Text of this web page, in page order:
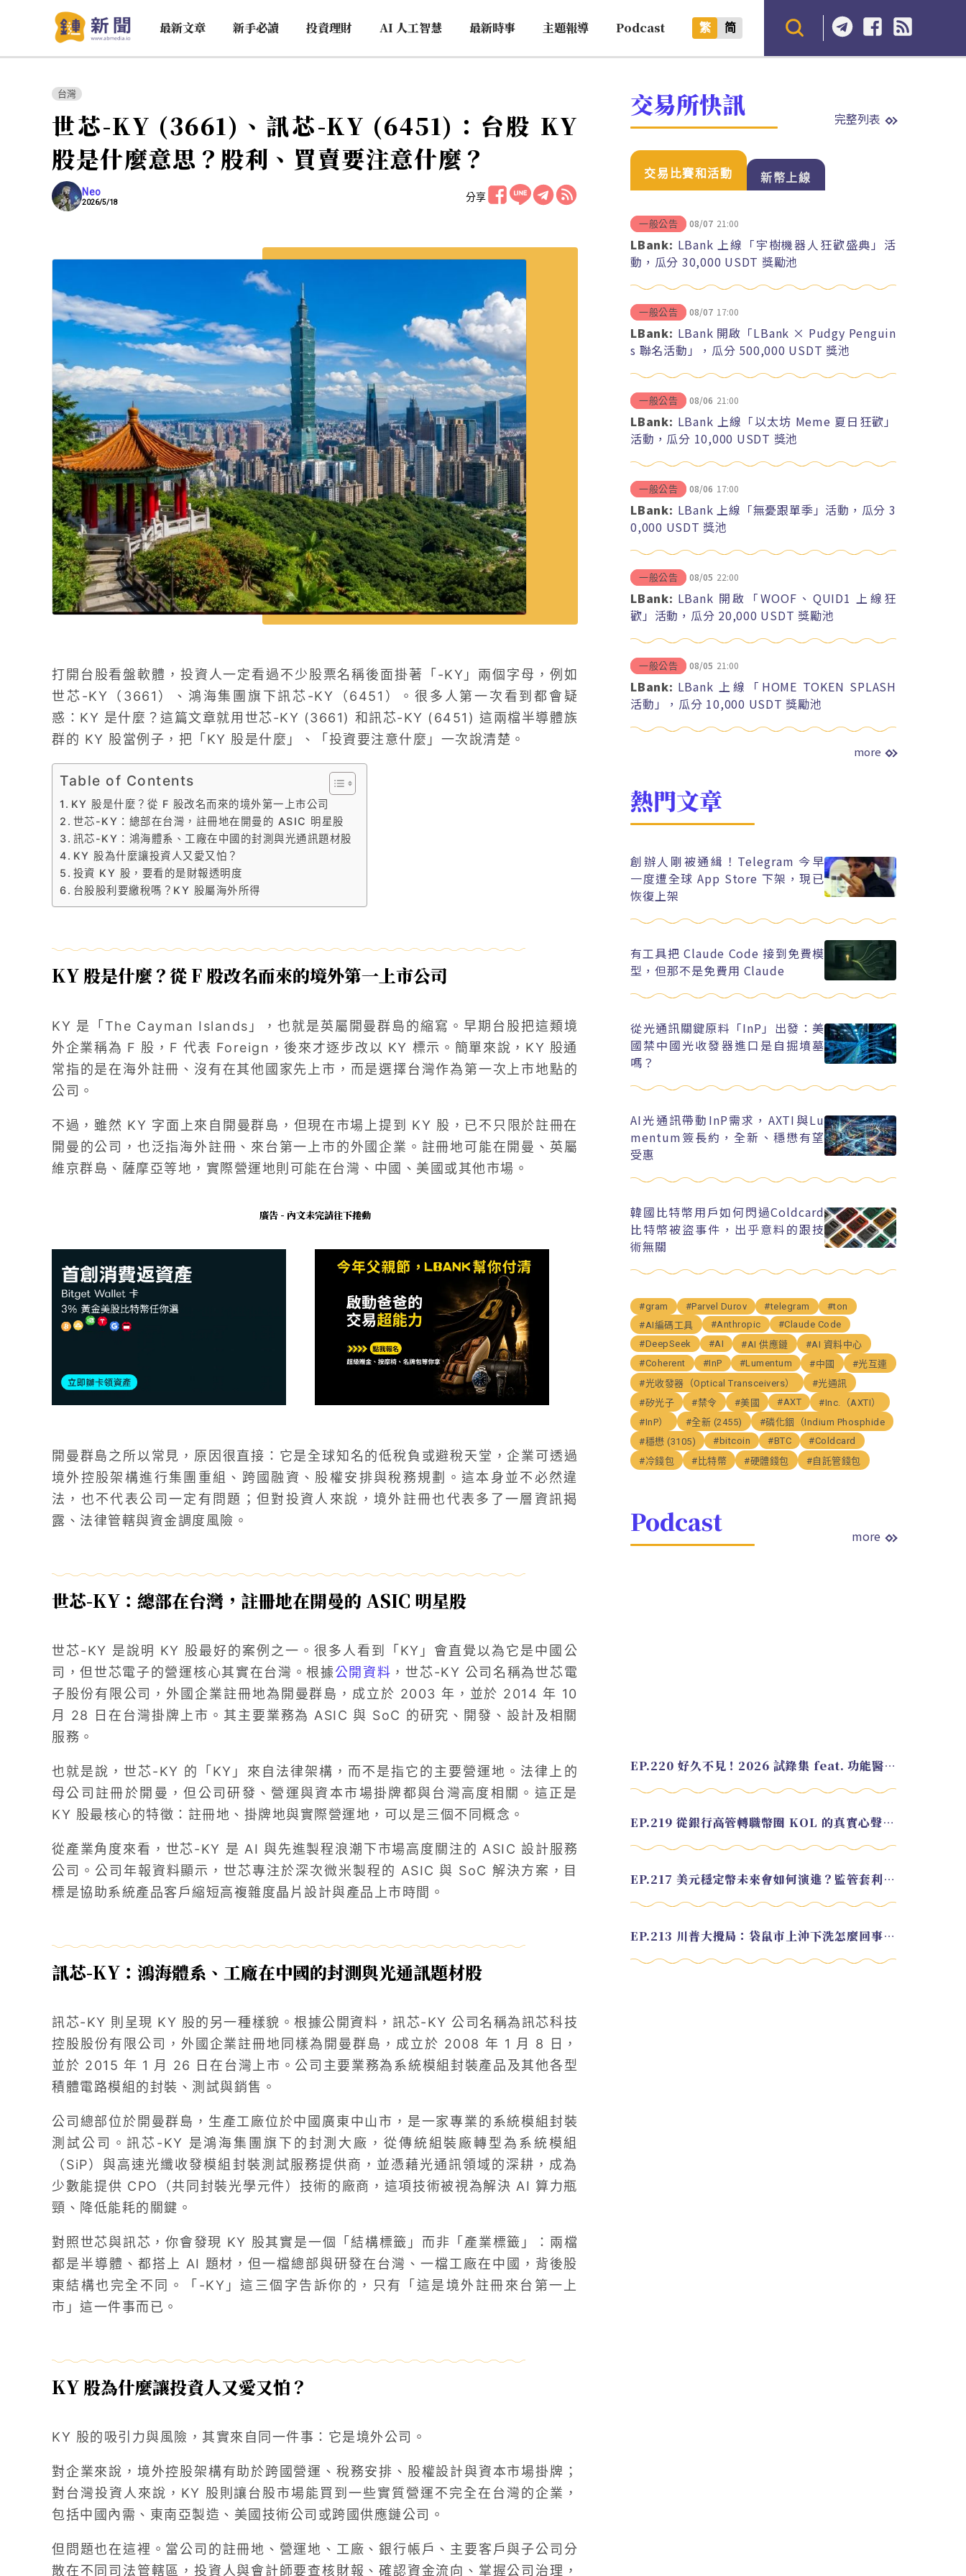
最新文章 新手必讀 投資理財 AI 人工智慧 最新時事 主題報導 Podcast 繁 简
台灣
世芯-KY (3661)、訊芯-KY (6451)：台股 KY
股是什麼意思？股利、買賣要注意什麼？
Neo
2026/5/18 分享
打開台股看盤軟體，投資人一定看過不少股票名稱後面掛著「-KY」兩個字母，例如
世芯-KY（3661）、鴻海集團旗下訊芯-KY（6451）。很多人第一次看到都會疑
惑：KY 是什麼？這篇文章就用世芯-KY (3661) 和訊芯-KY (6451) 這兩檔半導體族
群的 KY 股當例子，把「KY 股是什麼」、「投資要注意什麼」一次說清楚。
Table of Contents
KY 股是什麼？從 F 股改名而來的境外第一上市公司
世芯-KY：總部在台灣，註冊地在開曼的 ASIC 明星股
訊芯-KY：鴻海體系、工廠在中國的封測與光通訊題材股
KY 股為什麼讓投資人又愛又怕？
投資 KY 股，要看的是財報透明度
台股股利要繳稅嗎？KY 股屬海外所得
KY 股是什麼？從 F 股改名而來的境外第一上市公司
KY 是「The Cayman Islands」，也就是英屬開曼群島的縮寫。早期台股把這類境
外企業稱為 F 股，F 代表 Foreign，後來才逐步改以 KY 標示。簡單來說，KY 股通
常指的是在海外註冊、沒有在其他國家先上市，而是選擇台灣作為第一次上市地點的
公司。
不過，雖然 KY 字面上來自開曼群島，但現在市場上提到 KY 股，已不只限於註冊在
開曼的公司，也泛指海外註冊、來台第一上市的外國企業。註冊地可能在開曼、英屬
維京群島、薩摩亞等地，實際營運地則可能在台灣、中國、美國或其他市場。
廣告 - 內文未完請往下捲動
開曼群島之所以常見，原因很直接：它是全球知名的低稅負或避稅天堂，企業可透過
境外控股架構進行集團重組、跨國融資、股權安排與稅務規劃。這本身並不必然違
法，也不代表公司一定有問題；但對投資人來說，境外註冊也代表多了一層資訊揭
露、法律管轄與資金調度風險。
世芯-KY：總部在台灣，註冊地在開曼的 ASIC 明星股
世芯-KY 是說明 KY 股最好的案例之一。很多人看到「KY」會直覺以為它是中國公
司，但世芯電子的營運核心其實在台灣。根據公開資料 ，世芯-KY 公司名稱為世芯電
子股份有限公司，外國企業註冊地為開曼群島，成立於 2003 年，並於 2014 年 10
月 28 日在台灣掛牌上市。其主要業務為 ASIC 與 SoC 的研究、開發、設計及相關
服務。
也就是說，世芯-KY 的「KY」來自法律架構，而不是指它的主要營運地。法律上的
母公司註冊於開曼，但公司研發、營運與資本市場掛牌都與台灣高度相關。這正是
KY 股最核心的特徵：註冊地、掛牌地與實際營運地，可以是三個不同概念。
從產業角度來看，世芯-KY 是 AI 與先進製程浪潮下市場高度關注的 ASIC 設計服務
公司。公司年報資料顯示，世芯專注於深次微米製程的 ASIC 與 SoC 解決方案，目
標是協助系統產品客戶縮短高複雜度晶片設計與產品上市時間。
訊芯-KY：鴻海體系、工廠在中國的封測與光通訊題材股
訊芯-KY 則呈現 KY 股的另一種樣貌。根據公開資料，訊芯-KY 公司名稱為訊芯科技
控股股份有限公司，外國企業註冊地同樣為開曼群島，成立於 2008 年 1 月 8 日，
並於 2015 年 1 月 26 日在台灣上市。公司主要業務為系統模組封裝產品及其他各型
積體電路模組的封裝、測試與銷售。
公司總部位於開曼群島，生產工廠位於中國廣東中山市，是一家專業的系統模組封裝
測試公司。訊芯-KY 是鴻海集團旗下的封測大廠，從傳統組裝廠轉型為系統模組
（SiP）與高速光纖收發模組封裝測試服務提供商，並憑藉光通訊領域的深耕，成為
少數能提供 CPO（共同封裝光學元件）技術的廠商，這項技術被視為解決 AI 算力瓶
頸、降低能耗的關鍵。
對照世芯與訊芯，你會發現 KY 股其實是一個「結構標籤」而非「產業標籤」：兩檔
都是半導體、都搭上 AI 題材，但一檔總部與研發在台灣、一檔工廠在中國，背後股
東結構也完全不同。「-KY」這三個字告訴你的，只有「這是境外註冊來台第一上
市」這一件事而已。
KY 股為什麼讓投資人又愛又怕？
KY 股的吸引力與風險，其實來自同一件事：它是境外公司。
對企業來說，境外控股架構有助於跨國營運、稅務安排、股權設計與資本市場掛牌；
對台灣投資人來說，KY 股則讓台股市場能買到一些實質營運不完全在台灣的企業，
包括中國內需、東南亞製造、美國技術公司或跨國供應鏈公司。
但問題也在這裡。當公司的註冊地、營運地、工廠、銀行帳戶、主要客戶與子公司分
散在不同司法管轄區，投資人與會計師要查核財報、確認資金流向、掌握公司治理，
交易所快訊 完整列表
交易比賽和活動 新幣上線
一般公告 08/07 21:00
LBank: LBank 上線「宇樹機器人狂歡盛典」活
動，瓜分 30,000 USDT 獎勵池
一般公告 08/07 17:00
LBank: LBank 開啟「LBank × Pudgy Penguin
s 聯名活動」，瓜分 500,000 USDT 獎池
一般公告 08/06 21:00
LBank: LBank 上線「以太坊 Meme 夏日狂歡」
活動，瓜分 10,000 USDT 獎池
一般公告 08/06 17:00
LBank: LBank 上線「無憂跟單季」活動，瓜分 3
0,000 USDT 獎池
一般公告 08/05 22:00
LBank: LBank 開啟「WOOF、QUID1 上線狂
歡」活動，瓜分 20,000 USDT 獎勵池
一般公告 08/05 21:00
LBank: LBank 上線「HOME TOKEN SPLASH
活動」，瓜分 10,000 USDT 獎勵池
more
熱門文章
創辦人剛被通緝！Telegram 今早
一度遭全球 App Store 下架，現已
恢復上架
有工具把 Claude Code 接到免費模
型，但那不是免費用 Claude
從光通訊關鍵原料「InP」出發：美
國禁中國光收發器進口是自掘墳墓
嗎？
AI光通訊帶動InP需求，AXTI與Lu
mentum簽長約，全新、穩懋有望
受惠
韓國比特幣用戶如何閃過Coldcard
比特幣被盜事件，出乎意料的跟技
術無關
#gram #Parvel Durov #telegram
#ton
#AI編碼工具
#Anthropic
#Claude Code
#DeepSeek
#AI #AI 供應鏈
#AI 資料中心
#Coherent
#InP #Lumentum #中國
#光互連
#光收發器（Optical Transceivers）
#光通訊
#矽光子
#禁令 #美國 #AXT
#Inc.（AXTI）
#InP）
#全新 (2455)
#磷化銦（Indium Phosphide
#穩懋 (3105)
#bitcoin #BTC
#Coldcard
#冷錢包
#比特幣 #硬體錢包 #自託管錢包
Podcast more
EP.220 好久不見！2026 試錄集 feat. 功能醫學營養師 美寶
EP.219 從銀行高管轉職幣圈 KOL 的真實心聲 feat.龜大
EP.217 美元穩定幣未來會如何演進？監管套利終將收斂？feat. 研究員 余哲安
EP.213 川普大攪局：袋鼠市上沖下洗怎麼回事？feat. Alvin